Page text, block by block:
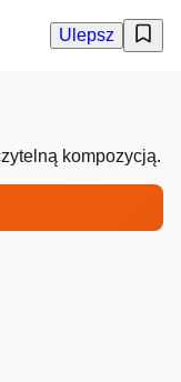
Ulepsz
kompozycją.